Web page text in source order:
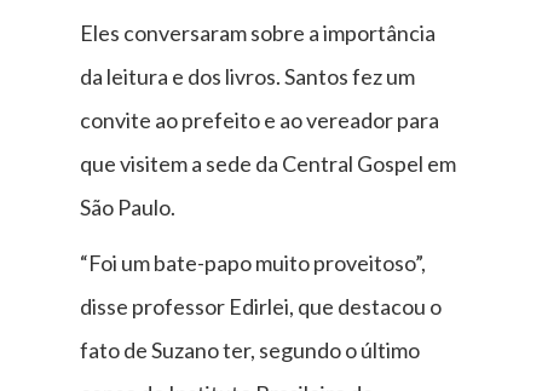
Eles conversaram sobre a importância
da leitura e dos livros. Santos fez um
convite ao prefeito e ao vereador para
que visitem a sede da Central Gospel em
São Paulo.
“Foi um bate-papo muito proveitoso”,
disse professor Edirlei, que destacou o
fato de Suzano ter, segundo o último